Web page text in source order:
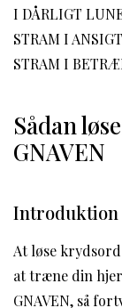
I DÅRLIGT
STRAM I
STRAM I
Sådan
GNAVEN
Introduktion
At løse
at træne din
GNAVEN, så